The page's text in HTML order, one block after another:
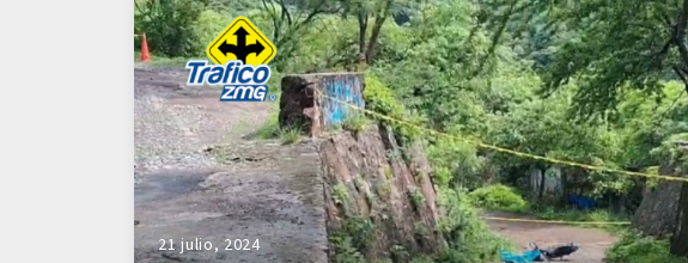
21 julio, 2024